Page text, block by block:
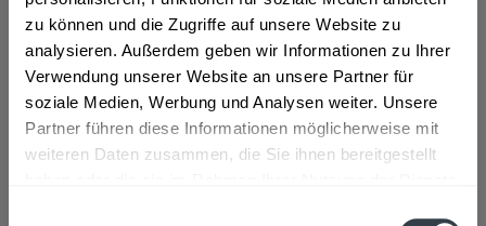
zu können und die Zugriffe auf unsere Website zu
analysieren. Außerdem geben wir Informationen zu Ihrer
Verwendung unserer Website an unsere Partner für
soziale Medien, Werbung und Analysen weiter. Unsere
Partner führen diese Informationen möglicherweise mit
weiteren Daten zusammen, die Sie ihnen bereitgestellt
In denWarenkorb
Artikel-Nr.:
31173
Verfügbar in:
Beschreibung